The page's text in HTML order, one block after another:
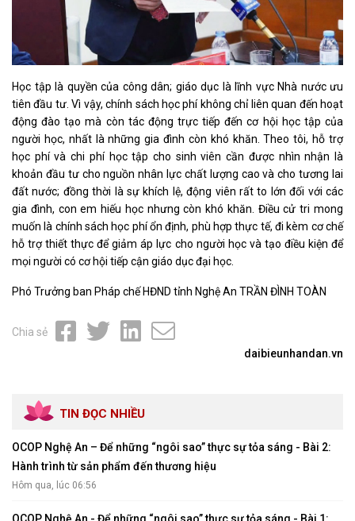
Học tập là quyền của công dân; giáo dục là lĩnh vực Nhà nước ưu
tiên đầu tư. Vì vậy, chính sách học phí không chỉ liên quan đến hoạt
động đào tạo mà còn tác động trực tiếp đến cơ hội học tập của
người học, nhất là những gia đình còn khó khăn. Theo tôi, hỗ trợ
học phí và chi phí học tập cho sinh viên cần được nhìn nhận là
khoản đầu tư cho nguồn nhân lực chất lượng cao và cho tương lai
đất nước; đồng thời là sự khích lệ, động viên rất to lớn đối với các
gia đình, con em hiếu học nhưng còn khó khăn. Điều cử tri mong
muốn là chính sách học phí ổn định, phù hợp thực tế, đi kèm cơ chế
hỗ trợ thiết thực để giảm áp lực cho người học và tạo điều kiện để
mọi người có cơ hội tiếp cận giáo dục đại học.
Phó Trưởng ban Pháp chế HĐND tỉnh Nghệ An TRẦN ĐÌNH TOÀN
Chia sẻ
daibieunhandan.vn
TIN ĐỌC NHIỀU
OCOP Nghệ An – Để những “ngôi sao” thực sự tỏa sáng - Bài 2:
Hành trình từ sản phẩm đến thương hiệu
Hôm qua, lúc 06:56